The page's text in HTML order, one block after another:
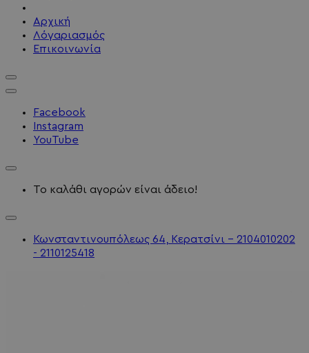
Αρχική
Λόγαριασμός
Επικοινωνία
Facebook
Instagram
YouTube
Το καλάθι αγορών είναι άδειο!
Κωνσταντινουπόλεως 64, Κερατσίνι - 2104010202
- 2110125418